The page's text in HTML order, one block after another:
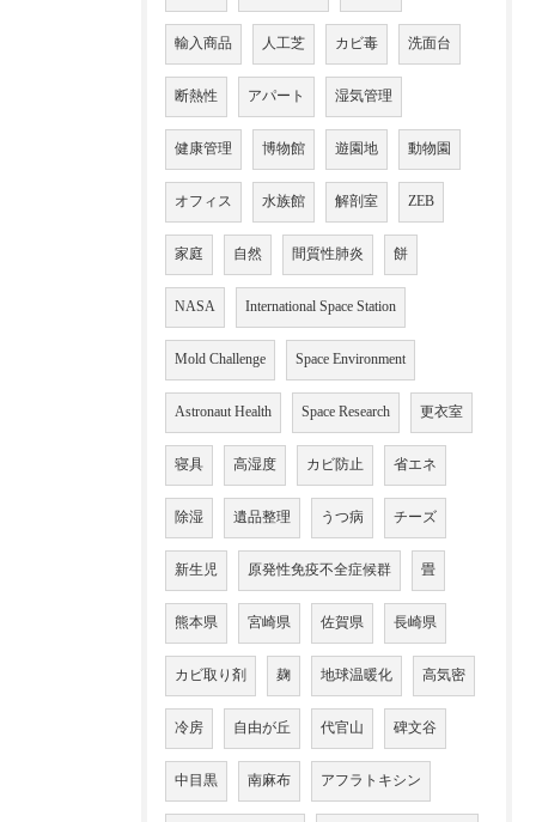
輸入商品 人工芝 カビ毒 洗面台
断熱性 アパート 湿気管理
健康管理 博物館 遊園地 動物園
オフィス 水族館 解剖室 ZEB
家庭 自然 間質性肺炎 餅
NASA International Space Station
Mold Challenge Space Environment
Astronaut Health Space Research 更衣室
寝具 高湿度 カビ防止 省エネ
除湿 遺品整理 うつ病 チーズ
新生児 原発性免疫不全症候群 畳
熊本県 宮崎県 佐賀県 長崎県
カビ取り剤 麹 地球温暖化 高気密
冷房 自由が丘 代官山 碑文谷
中目黒 南麻布 アフラトキシン